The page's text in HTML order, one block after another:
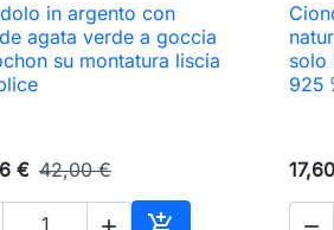
 Anteprima
in argento con
agata verde a goccia
su montatura liscia
€ 42,00 €
solo
925